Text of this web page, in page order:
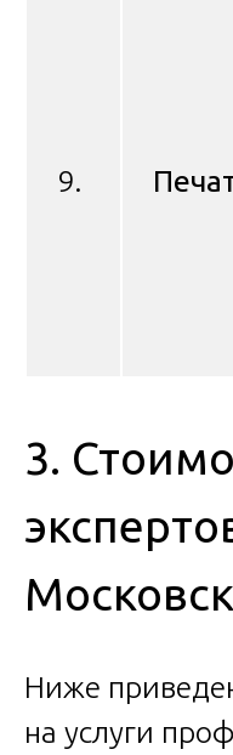
9.
3.
Ниже
на услуги